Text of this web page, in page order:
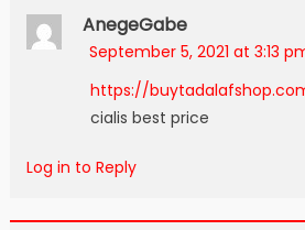
AnegeGabe
September 5, 2021 at 3:13
https://
cialis best price
Log in to Reply